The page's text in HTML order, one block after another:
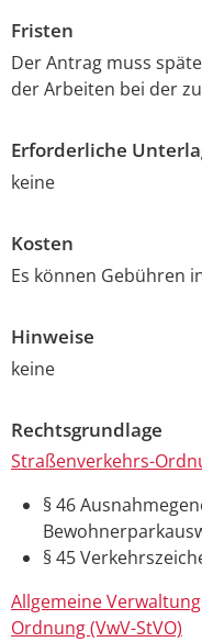
Fristen
Der Antrag muss
der Arbeiten bei der
Erforderliche
keine
Kosten
Es können Gebühren
Hinweise
keine
Rechtsgrundlage
Straßenverkehrs-
§ 46
§ 45
Allgemeine
Ordnung (VwV-StVO)